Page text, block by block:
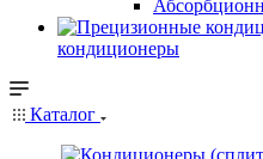
кондиционеры
Каталог